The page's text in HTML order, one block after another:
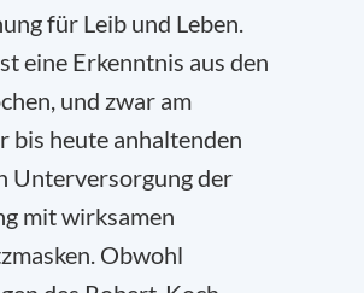
für Leib und Leben.
eine Erkenntnis aus den
und zwar am
bis heute anhaltenden
Unterversorgung der
mit wirksamen
Obwohl